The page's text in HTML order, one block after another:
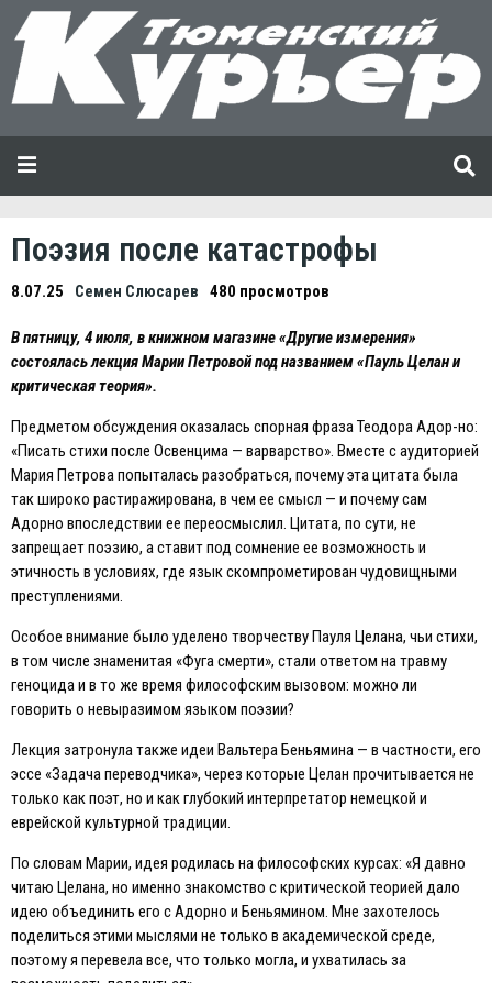
Поэзия после катастрофы
8.07.25 Семен Слюсарев 480 просмотров
В пятницу, 4 июля, в книжном магазине «Другие измерения»
состоялась лекция Марии Петровой под названием «Пауль Целан и
критическая теория».
Предметом обсуждения оказалась спорная фраза Теодора Адор-но:
«Писать стихи после Освенцима — варварство». Вместе с аудиторией
Мария Петрова попыталась разобраться, почему эта цитата была
так широко растиражирована, в чем ее смысл — и почему сам
Адорно впоследствии ее переосмыслил. Цитата, по сути, не
запрещает поэзию, а ставит под сомнение ее возможность и
этичность в условиях, где язык скомпрометирован чудовищными
преступлениями.
Особое внимание было уделено творчеству Пауля Целана, чьи стихи,
в том числе знаменитая «Фуга смерти», стали ответом на травму
геноцида и в то же время философским вызовом: можно ли
говорить о невыразимом языком поэзии?
Лекция затронула также идеи Вальтера Беньямина — в частности, его
эссе «Задача переводчика», через которые Целан прочитывается не
только как поэт, но и как глубокий интерпретатор немецкой и
еврейской культурной традиции.
По словам Марии, идея родилась на философских курсах: «Я давно
читаю Целана, но именно знакомство с критической теорией дало
идею объединить его с Адорно и Беньямином. Мне захотелось
поделиться этими мыслями не только в академической среде,
поэтому я перевела все, что только могла, и ухватилась за